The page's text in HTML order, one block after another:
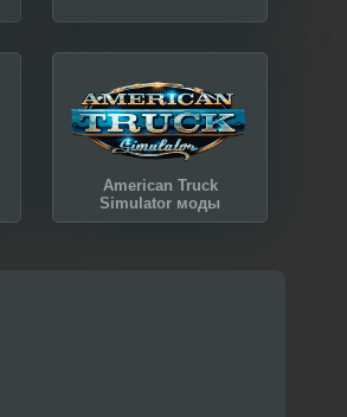
American Truck
Simulator моды